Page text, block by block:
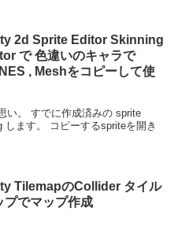
2d Sprite Editor Skinning
で 色違いのキャラで
, Meshをコピーして使
い。 すでに作成済みの sprite
ます。 コピーするspriteを開き
TilemapのCollider タイル
プでマップ作成